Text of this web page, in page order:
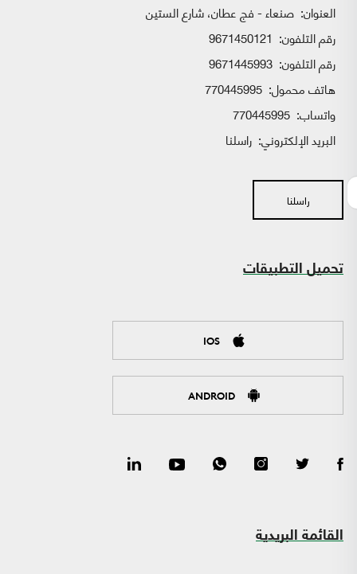
العنوان: صنعاء - فج عطان، شارع الستين
رقم التلفون: 9671450121
رقم التلفون: 9671445993
هاتف محمول: 770445995
واتساب:
البريد الإلكتروني: راسلنا
راسلنا
تحميل التطبيقات
IOS
ANDROID
القائمة البريدية